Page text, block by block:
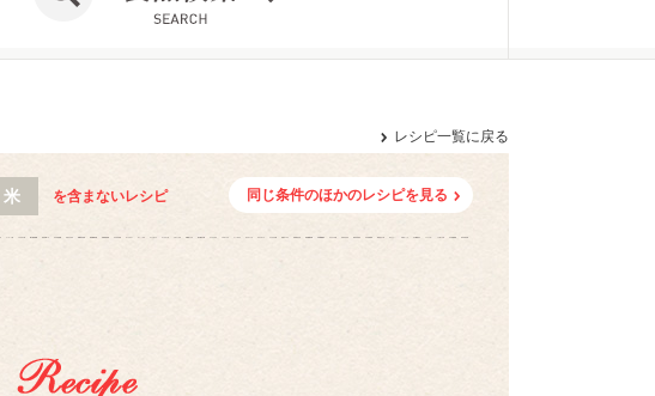
レシピ一覧に戻る
米 を含まないレシピ 同じ条件のほかのレシピを見る